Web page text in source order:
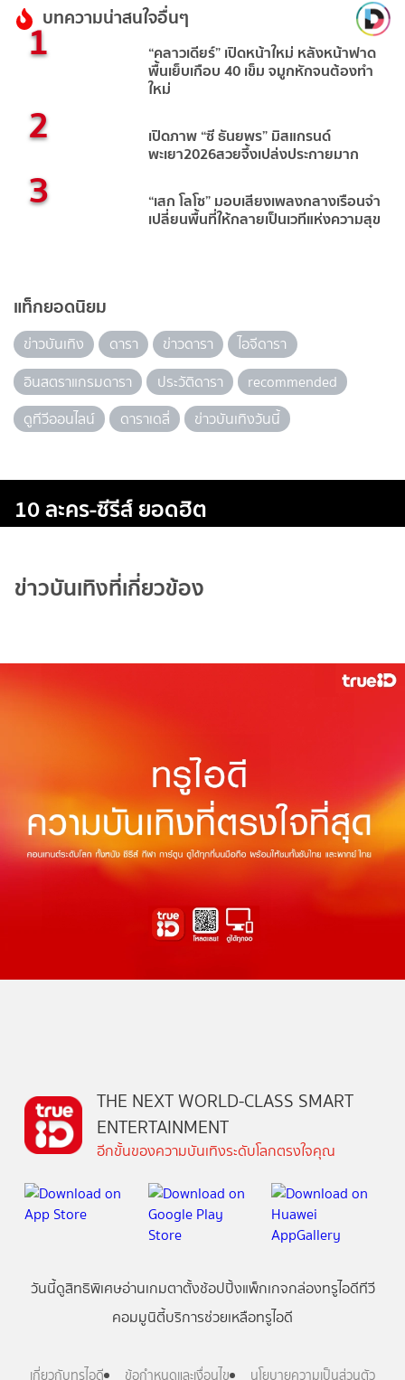
บทความน่าสนใจอื่นๆ
1 “คลาวเดียร์” เปิดหน้าใหม่ หลังหน้าฟาด
พื้นเย็บเกือบ 40 เข็ม จมูกหักจนต้องทำ
ใหม่
2 เปิดภาพ “ซี ธันยพร” มิสแกรนด์
พะเยา2026สวยจึ้งเปล่งประกายมาก
3 “เสก โลโซ” มอบเสียงเพลงกลางเรือนจำ
เปลี่ยนพื้นที่ให้กลายเป็นเวทีแห่งความสุข
แท็กยอดนิยม
ข่าวบันเทิง ดารา ข่าวดารา
ไอจีดารา
อินสตราแกรมดารา
ประวัติดารา
recommended
ดูทีวีออนไลน์
ดาราเดลี่ ข่าวบันเทิงวันนี้
10 ละคร-ซีรีส์ ยอดฮิต
ข่าวบันเทิงที่เกี่ยวข้อง
THE NEXT WORLD-CLASS SMART
ENTERTAINMENT
อีกขั้นของความบันเทิงระดับโลกตรงใจคุณ
วันนี้ดูสิทธิพิเศษอ่านเกมตาตั้งช้อปปิ้งแพ็กเกจกล่องทรูไอดีทีวี
คอมมูนิตี้บริการช่วยเหลือทรูไอดี
เกี่ยวกับทรูไอดี ข้อกำหนดและเงื่อนไข นโยบายความเป็นส่วนตัว